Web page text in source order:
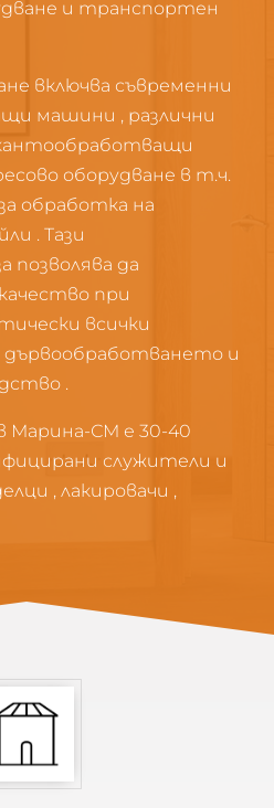
и транспортен
включва съвременни
машини , различни
оборудване в т.ч.
обработка на
. Тази
позволява да
при
всички
дървообработването и
.
Марина-СМ е 30-40
служители и
, лакировачи ,